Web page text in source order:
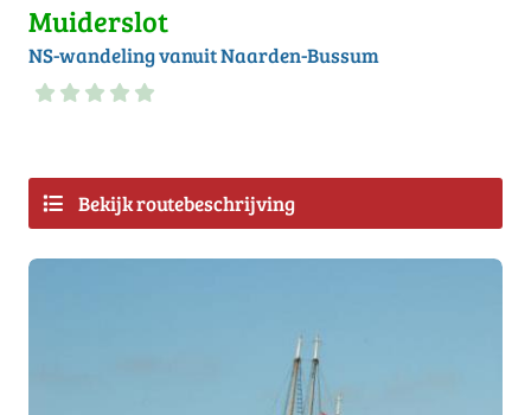
Muiderslot
NS-wandeling vanuit Naarden-Bussum
Bekijk routebeschrijving